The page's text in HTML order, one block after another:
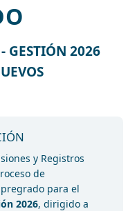
GESTIÓN 2026
y Registros
de
para el
2026, dirigido a